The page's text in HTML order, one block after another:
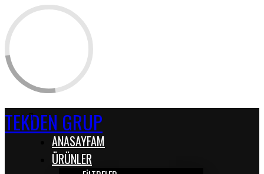
TEKDEN GRUP
ANASAYFAM
ÜRÜNLER